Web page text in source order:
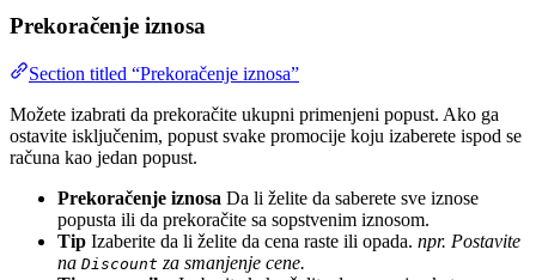
Prekoračenje iznosa
Section titled “Prekoračenje iznosa”
Možete izabrati da prekoračite ukupni primenjeni popust. Ako ga
ostavite isključenim, popust svake promocije koju izaberete ispod se
računa kao jedan popust.
Prekoračenje iznosa Da li želite da saberete sve iznose
popusta ili da prekoračite sa sopstvenim iznosom.
Tip Izaberite da li želite da cena raste ili opada. npr. Postavite
na Discount za smanjenje cene.